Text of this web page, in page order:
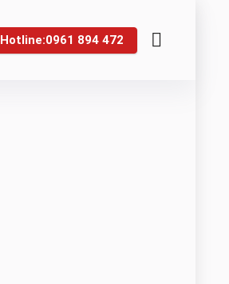
Hotline:0961 894 472